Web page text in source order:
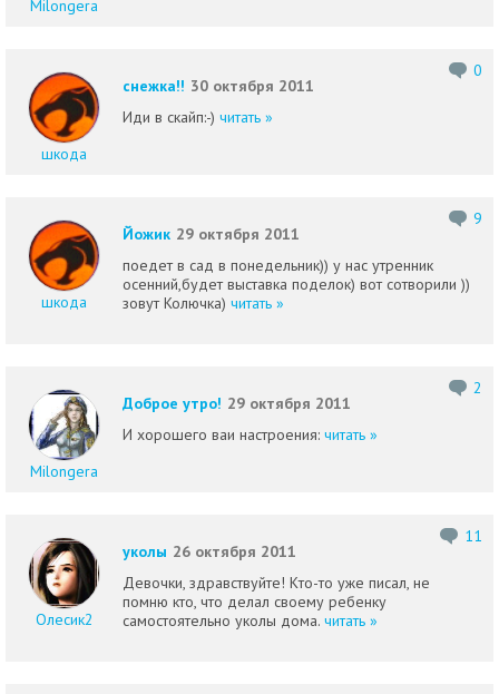
Milongera
0
шкода
снежка!! 30 октября 2011
Иди в скайп:-) читать »
9
шкода
Йожик 29 октября 2011
поедет в сад в понедельник)) у нас утренник
осенний,будет выставка поделок) вот сотворили ))
зовут Колючка) читать »
2
Milongera
Доброе утро! 29 октября 2011
И хорошего ваи настроения: читать »
11
Олесик2
уколы 26 октября 2011
Девочки, здравствуйте! Кто-то уже писал, не
помню кто, что делал своему ребенку
самостоятельно уколы дома. читать »